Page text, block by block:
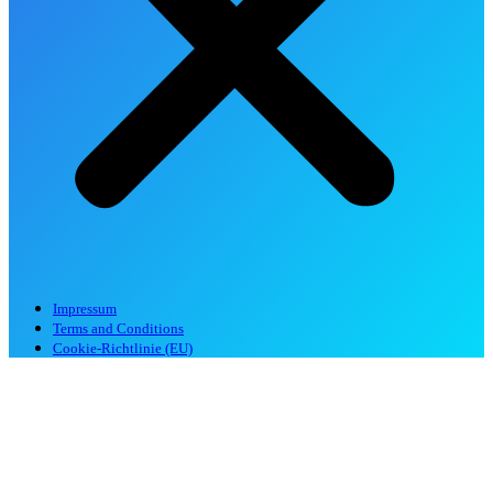
Impressum
Terms and Conditions
Cookie-Richtlinie (EU)